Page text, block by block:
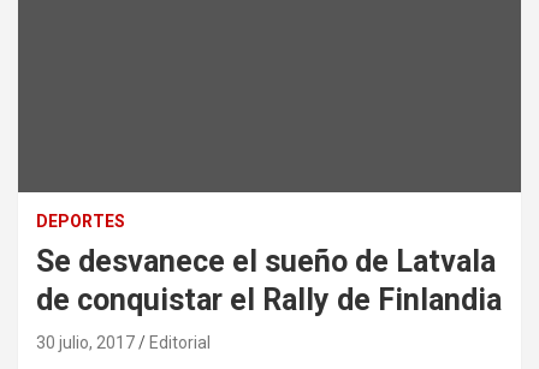
DEPORTES
Se desvanece el sueño de Latvala
de conquistar el Rally de Finlandia
30 julio, 2017 Editorial